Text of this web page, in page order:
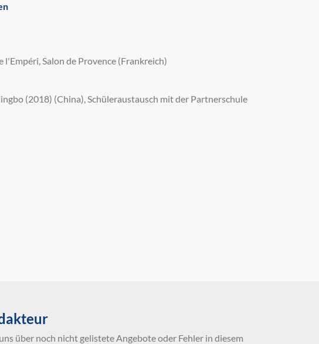
l'Empéri, Salon de Provence (Frankreich)
(2018) (China), Schüleraustausch mit der Partnerschule
über noch nicht gelistete Angebote oder Fehler in diesem